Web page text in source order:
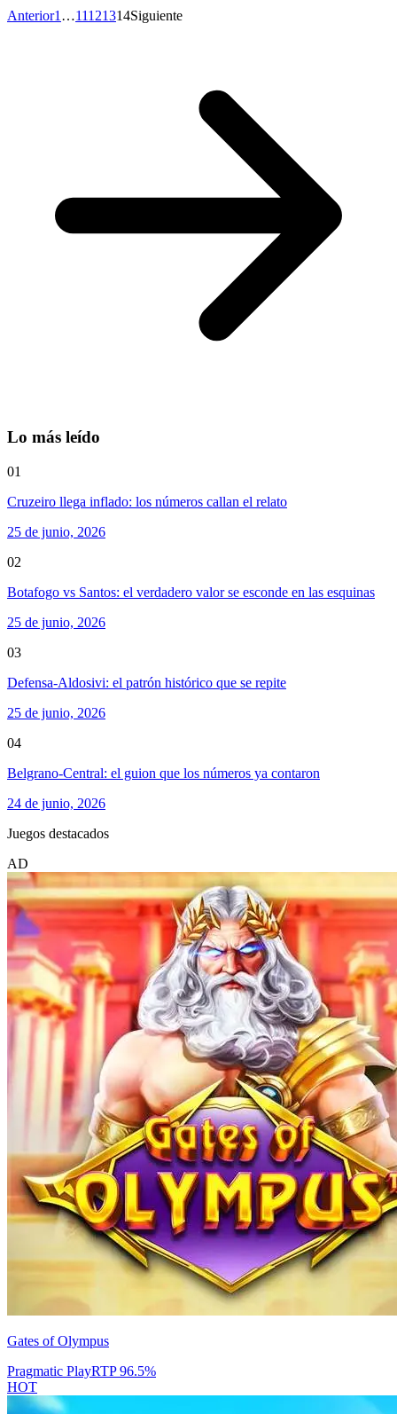
Anterior1 …11121314Siguiente
Lo más leído
01
Cruzeiro llega inflado: los números callan el relato
25 de junio, 2026
02
Botafogo vs Santos: el verdadero valor se esconde en las esquinas
25 de junio, 2026
03
Defensa-Aldosivi: el patrón histórico que se repite
25 de junio, 2026
04
Belgrano-Central: el guion que los números ya contaron
24 de junio, 2026
Juegos destacados
AD
Gates of Olympus
Pragmatic PlayRTP96.5%
HOT